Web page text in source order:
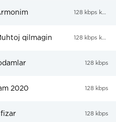
128 kbps kbps
qilmagin 128 kbps kbps
128 kbps
2020 128 kbps
128 kbps